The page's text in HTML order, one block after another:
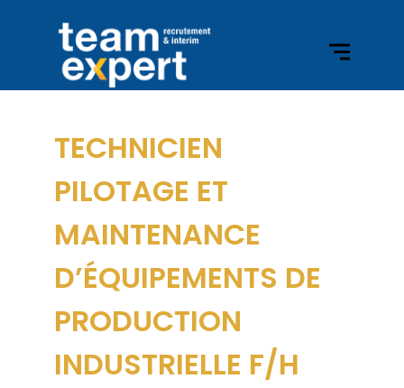
TECHNICIEN
PILOTAGE ET
MAINTENANCE
D’ÉQUIPEMENTS DE
PRODUCTION
INDUSTRIELLE F/H